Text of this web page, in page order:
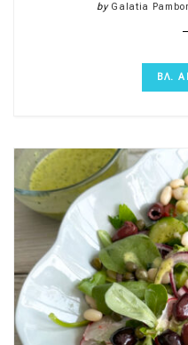
by Galatia
ΒΛ.